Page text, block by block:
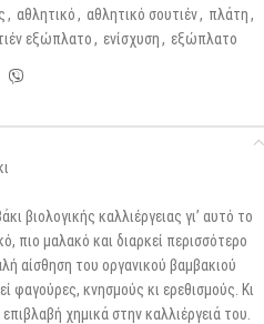
, αθλητικό, αθλητικό σουτιέν, πλάτη,
εξώπλατο, ενίσχυση, εξώπλατο
βιολογικής καλλιέργειας γι’ αυτό το
πιο μαλακό και διαρκεί περισσότερο
αίσθηση του οργανικού βαμβακιού
φαγούρες, κνησμούς κι ερεθισμούς. Κι
χημικά στην καλλιέργειά του.